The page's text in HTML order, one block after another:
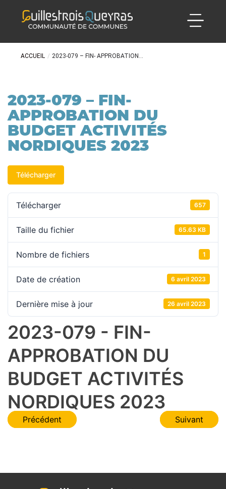
ACCUEIL / 2023-079 – FIN- APPROBATION...
2023-079 – FIN-
APPROBATION DU
BUDGET ACTIVITÉS
NORDIQUES 2023
Télécharger
Télécharger 657
Taille du fichier 65.63 KB
Nombre de fichiers 1
Date de création 6 avril 2023
Dernière mise à jour 26 avril 2023
2023-079 - FIN-
APPROBATION DU
BUDGET ACTIVITÉS
NORDIQUES 2023
Navigation
Précédent Suivant